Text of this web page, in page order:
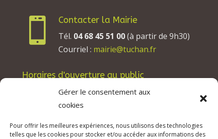
Gérer le consentement aux
cookies
Pour offrir les meilleures expériences, nous utilisons des technologies
telles que les cookies pour stocker et/ou accéder aux informations des

Contacter la Mairie
Tél. 04 68 45 51 00(à partir de 9h30)
Courriel : mairie@tuchan.fr
Horaires d'ouverture au public
Les lundis, mardis et jeudis : de 8h à 12h et de
13h30 à 17h30.
Les vendredis : de 8h à 12h.